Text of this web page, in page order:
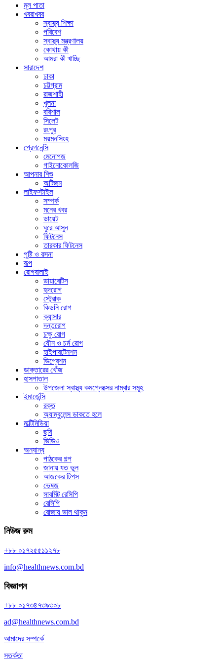
মূল পাতা
খবরাখবর
স্বাস্থ্য শিক্ষা
পরিবেশ
স্বাস্থ্য মন্ত্রণালয়
কোথায় কী
আমরা কী খাচ্ছি
সারাদেশ
ঢাকা
চট্টগ্রাম
রাজশাহী
খুলনা
বরিশাল
সিলেট
রংপুর
ময়মনসিংহ
প্রেগনেন্সি
মেনোপজ
গাইনোকোলজি
আপনার শিশু
অটিজম
লাইফস্টাইল
সম্পর্ক
মনের খবর
ডায়েট
ঘুরে আসুন
ফিটনেস
তারকার ফিটনেস
পুষ্টি ও রসনা
রূপ
রোগবালাই
ডায়াবেটিস
হৃদরোগ
স্ট্রোক
কিডনি রোগ
ক্যান্সার
দন্তরোগ
চক্ষু রোগ
যৌন ও চর্ম রোগ
হাইপারটেনশন
ডিপ্রেশন
ডাক্তারের খোঁজ
হাসপাতাল
উপজেলা স্বাস্থ্য কমপ্লেক্সের নাম্বার সমূহ
ইমার্জেন্সি
রক্ত
অ্যাম্বুলেন্স ডাকতে হলে
মাল্টিমিডিয়া
ছবি
ভিডিও
অন্যান্য
পাঠকের গল্প
জানায় যত ভুল
আজকের টিপস
ভেষজ
সাবমিট রেসিপি
রেসিপি
রোজায় ভাল থাকুন
নিউজ রুম
+৮৮ ০১৭২৫৫১১২৭৮
info@healthnews.com.bd
বিজ্ঞাপন
+৮৮ ০১৭৩৪৭৩৯৩০৮
ad@healthnews.com.bd
আমাদের সম্পর্কে
সতর্কতা